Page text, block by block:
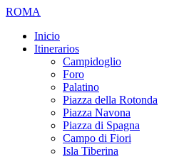
ROMA
Inicio
Itinerarios
Campidoglio
Foro
Palatino
Piazza della Rotonda
Piazza Navona
Piazza di Spagna
Campo di Fiori
Isla Tiberina